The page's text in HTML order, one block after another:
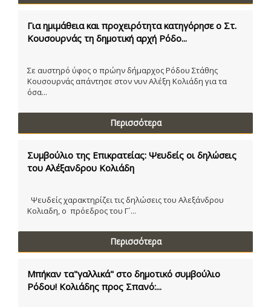
Για ημιμάθεια και προχειρότητα κατηγόρησε ο Στ.
Κουσουρνάς τη δημοτική αρχή Ρόδο...
Σε αυστηρό ύφος ο πρώην δήμαρχος Ρόδου Στάθης
Κουσουρνάς απάντησε στον νυν Αλέξη Κολιάδη για τα
όσα...
Περισσότερα
Συμβούλιο της Επικρατείας: Ψευδείς οι δηλώσεις
του Αλέξανδρου Κολιάδη
Ψευδείς χαρακτηρίζει τις δηλώσεις του Αλεξάνδρου
Κολιαδη, ο πρόεδρος του Γ´...
Περισσότερα
Μπήκαν τα"γαλλικά" στο δημοτικό συμβούλιο
Ρόδου! Κολιάδης προς Σπανό:...